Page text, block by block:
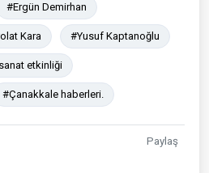
#Ergün Demirhan
Kara #Yusuf Kaptanoğlu
etkinliği
#Çanakkale haberleri.
Paylaş